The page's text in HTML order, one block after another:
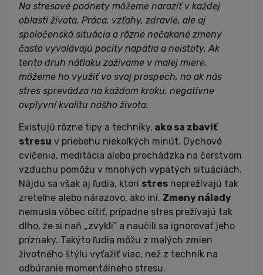
Na stresové podnety môžeme naraziť v každej
oblasti života. Práca, vzťahy, zdravie, ale aj
spoločenská situácia a rôzne nečakané zmeny
často vyvolávajú pocity napätia a neistoty. Ak
tento druh nátlaku zažívame v malej miere,
môžeme ho využiť vo svoj prospech, no ak nás
stres sprevádza na každom kroku, negatívne
ovplyvní kvalitu nášho života.
Existujú rôzne tipy a techniky, ako sa zbaviť
stresu v priebehu niekoľkých minút. Dychové
cvičenia, meditácia alebo prechádzka na čerstvom
vzduchu pomôžu v mnohých vypätých situáciách.
Nájdu sa však aj ľudia, ktorí stres neprežívajú tak
zreteľne alebo nárazovo, ako iní. Zmeny nálady
nemusia vôbec cítiť, prípadne stres prežívajú tak
dlho, že si naň „zvykli” a naučili sa ignorovať jeho
príznaky. Takýto ľudia môžu z malých zmien
životného štýlu vyťažiť viac, než z techník na
odbúranie momentálneho stresu.